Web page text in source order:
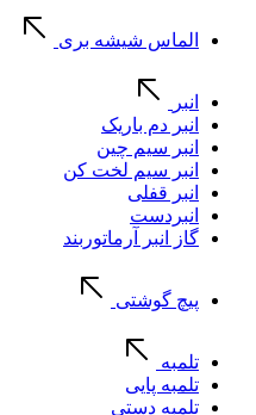
الماس شیشه بری
انبر
انبر دم باریک
انبر سیم چین
انبر سیم لخت کن
انبر قفلی
انبردست
گاز انبر آرماتوربند
پیچ گوشتی
تلمبه
تلمبه پایی
تلمبه دستی